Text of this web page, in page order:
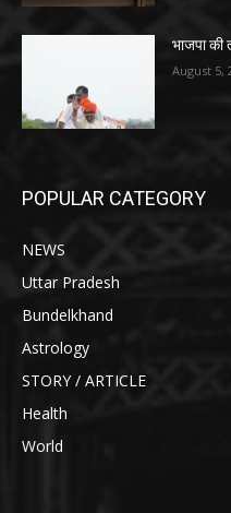
भाजपा की
August 5,
POPULAR CATEGORY
NEWS
Uttar Pradesh
Bundelkhand
Astrology
STORY / ARTICLE
Health
World